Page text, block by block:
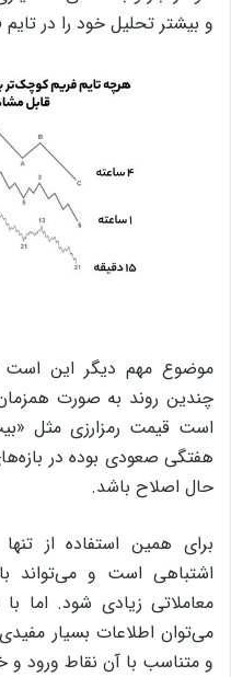
و بیشتر تحلیل خود را در
موضوع مهم دیگر این است
چندین روند به صورت
هفتگی صعودی بوده در
حال اصلاح باشد.
برای همین استفاده از
اشتباهی است و می‌تواند
معاملاتی زیادی شود. اما
می‌توان اطلاعات بسیار مفیدی
و متناسب با آن نقاط ورود و